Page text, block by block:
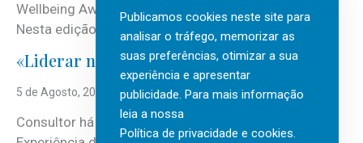
Wellbeing Awards, integrando o Top Wellbeing 2026.
Nesta edição, a multinacional...
«Liderar não é um talento místico.»
5 de Agosto, 2026
Consultor há mais de três décadas nas áreas de
Publicamos cookies neste site para
analisar o tráfego, memorizar as
suas preferências, otimizar a sua
experiência e apresentar
publicidade. Para mais informação
leia a nossa
Política de privacidade e cookies.